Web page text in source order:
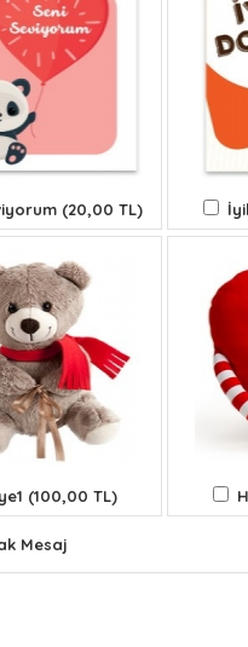
(20,00 TL)
(100,00 TL)
Mesaj